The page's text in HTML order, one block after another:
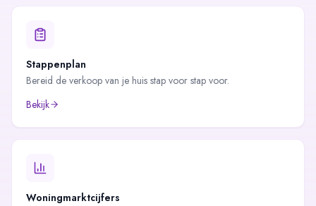
Stappenplan
Bereid de verkoop van je huis stap voor stap voor.
Bekijk
Woningmarktcijfers